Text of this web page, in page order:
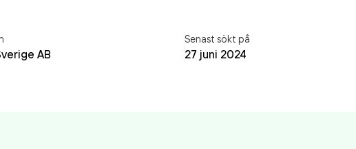
AB
Senast sökt på
27 juni 2024